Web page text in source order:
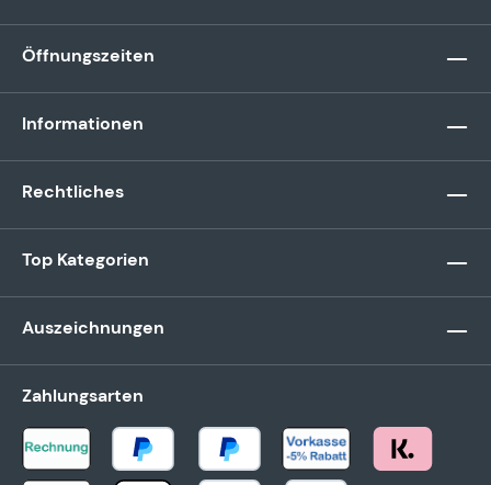
Öffnungszeiten
Informationen
Rechtliches
Top Kategorien
Auszeichnungen
Zahlungsarten